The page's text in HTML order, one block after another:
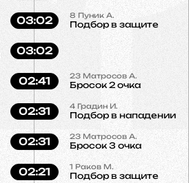
8 Пуник А.
Подбор в защите
03:02
03:02
23 Матросов А.
Бросок 2 очка
02:41
4 Градин И.
Подбор в нападении
02:31
23 Матросов А.
Бросок 3 очка
02:31
1 Раков М.
Подбор в защите
02:21